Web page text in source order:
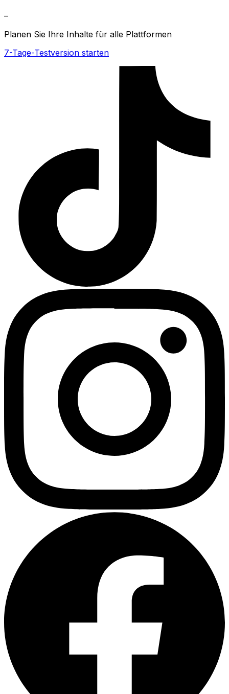
–
Planen Sie Ihre Inhalte für alle Plattformen
7-Tage-Testversion starten